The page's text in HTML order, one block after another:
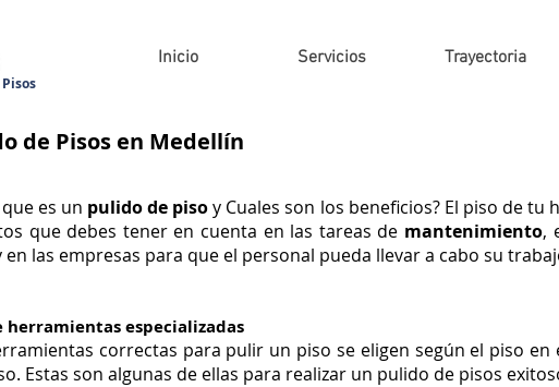
Inicio Servicios Trayectoria
de Pisos en Medellín
es un pulido de pisoy Cuales son los beneficios? El piso de tu
que debes tener en cuenta en las tareas de mantenimiento,
en las empresas para que el personal pueda llevar a cabo su
herramientas especializadas
correctas para pulir un piso se eligen según el piso en
Estas son algunas de ellas para realizar un pulido de pisos